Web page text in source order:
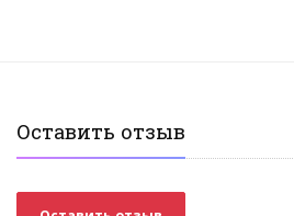
Оставить отзыв